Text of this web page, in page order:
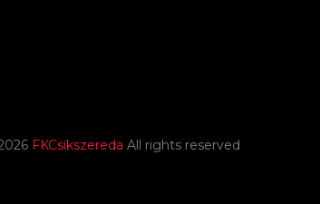
FKCsíkszereda All rights reserved